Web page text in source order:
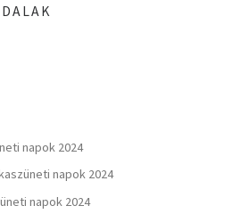
napok 2024
napok 2024
napok 2024